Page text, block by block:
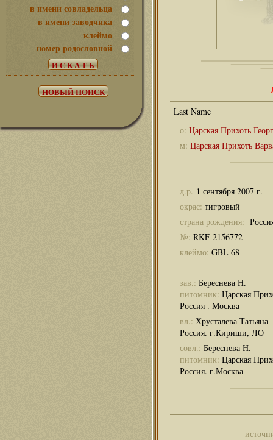
в имени совладельца
в имени заводчика
клеймо
номер родословной
о: Царская Прихоть
м: Царская Прихоть
д.р. 1 сентября 2007 г.
окрас: тигровый
страна рождения:
№: RKF 2156772
клеймо: GBL 68
зав.: Береснева Н.
питомник: Царская
Россия . Москва
вл.: Хрусталева Татьяна
Россия. г.Кириши, ЛО
совл.: Береснева Н.
питомник: Царская
Россия. г.Москва